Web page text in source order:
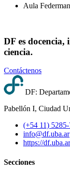
Aula Federman
DF es
ciencia.
Contáctenos
DF:
Pabellón I, Ciudad
(+54 11)
info@df.uba.ar
https://df.uba.ar
Secciones